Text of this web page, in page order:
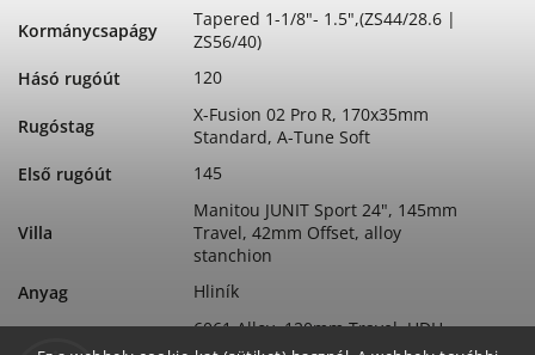
Kormánycsapágy
Tapered 1-1/8"- 1.5",(ZS44/28.6 |
ZS56/40)
Hásó rugóút
120
Rugóstag
X-Fusion 02 Pro R, 170x35mm
Standard, A-Tune Soft
Első rugóút
145
Villa
Manitou JUNIT Sport 24", 145mm
Travel, 42mm Offset, alloy
stanchion
Anyag
Hliník
Váz
6061 Alloy, 120mm Travel, UDH,
Hangerless Interface Compatible,